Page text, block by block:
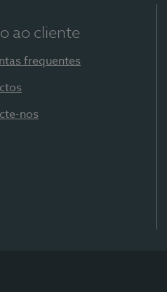
ao cliente
frequentes
nos